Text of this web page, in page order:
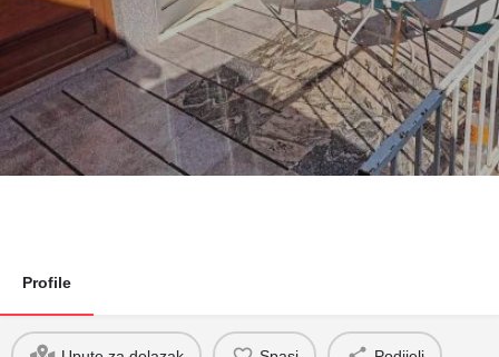
Profile